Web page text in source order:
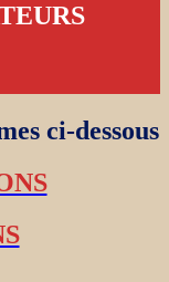
ci-dessous